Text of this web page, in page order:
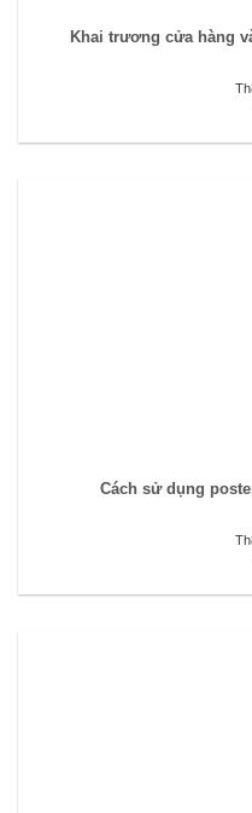
Khai trương cửa hàng
Cách sử dụng